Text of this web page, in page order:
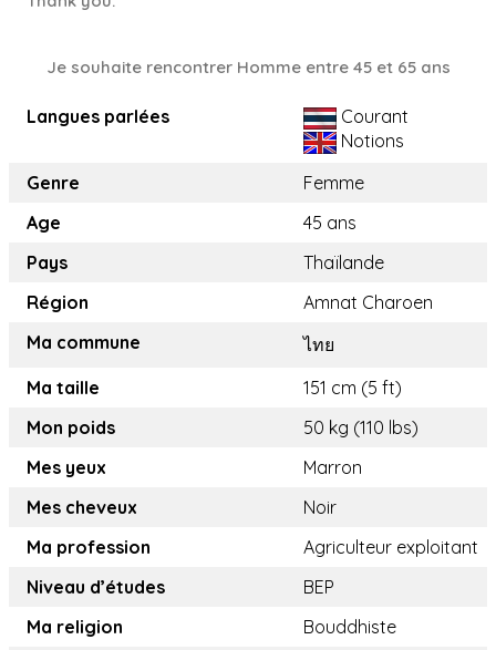
Je souhaite rencontrer Homme entre 45 et 65 ans
Langues parlées
Courant
Notions
Genre
Femme
Age
45 ans
Pays
Thaïlande
Région
Amnat Charoen
Ma commune
ไทย
Ma taille
151 cm (5 ft)
Mon poids
50 kg (110 lbs)
Mes yeux
Marron
Mes cheveux
Noir
Ma profession
Agriculteur exploitant
Niveau d’études
BEP
Ma religion
Bouddhiste